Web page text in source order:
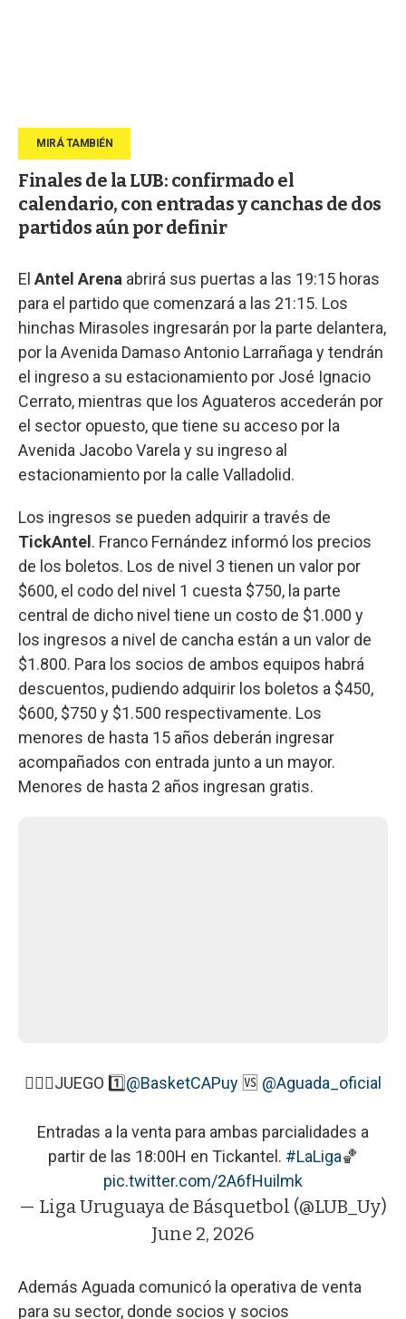
Finales de la LUB: confirmado el
calendario, con entradas y canchas de dos
partidos aún por definir
El Antel Arena abrirá sus puertas a las 19:15 horas
para el partido que comenzará a las 21:15. Los
hinchas Mirasoles ingresarán por la parte delantera,
por la Avenida Damaso Antonio Larrañaga y tendrán
el ingreso a su estacionamiento por José Ignacio
Cerrato, mientras que los Aguateros accederán por
el sector opuesto, que tiene su acceso por la
Avenida Jacobo Varela y su ingreso al
estacionamiento por la calle Valladolid.
Los ingresos se pueden adquirir a través de
TickAntel . Franco Fernández informó los precios
de los boletos. Los de nivel 3 tienen un valor por
$600, el codo del nivel 1 cuesta $750, la parte
central de dicho nivel tiene un costo de $1.000 y
los ingresos a nivel de cancha están a un valor de
$1.800. Para los socios de ambos equipos habrá
descuentos, pudiendo adquirir los boletos a $450,
$600, $750 y $1.500 respectivamente. Los
menores de hasta 15 años deberán ingresar
acompañados con entrada junto a un mayor.
Menores de hasta 2 años ingresan gratis.
🙋🏻‍♂️JUEGO 1️⃣@BasketCAPuy 🆚 @Aguada_oficial
Entradas a la venta para ambas parcialidades a
partir de las 18:00H en Tickantel. #LaLiga🏀
pic.twitter.com/2A6fHuilmk
— Liga Uruguaya de Básquetbol (@LUB_Uy)
June 2, 2026
Además Aguada comunicó la operativa de venta
para su sector, donde socios y socios